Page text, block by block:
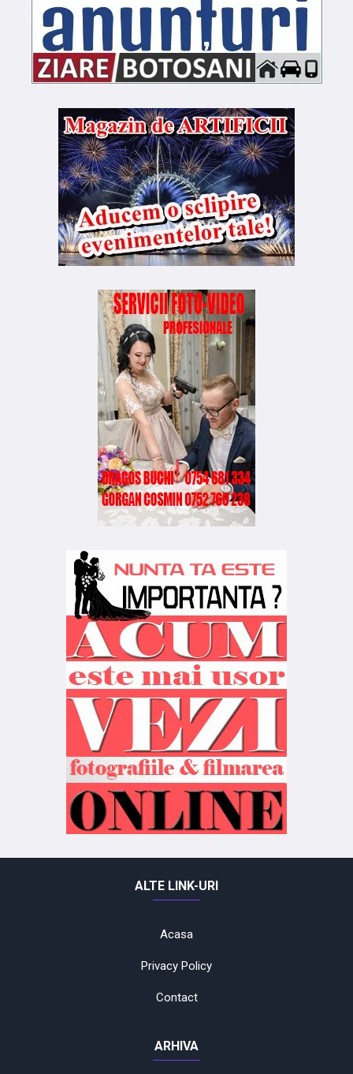
ALTE LINK-URI
Acasa
Privacy Policy
Contact
ARHIVA